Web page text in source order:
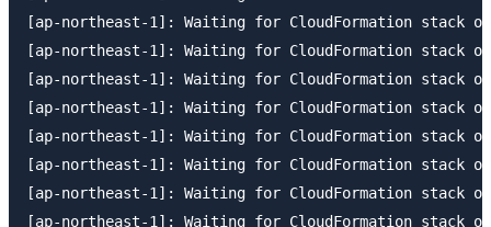
[ap-northeast-1]: Waiting for CloudFormation stack
[ap-northeast-1]: Waiting for CloudFormation stack
[ap-northeast-1]: Waiting for CloudFormation stack
[ap-northeast-1]: Waiting for CloudFormation stack
[ap-northeast-1]: Waiting for CloudFormation stack
[ap-northeast-1]: Waiting for CloudFormation stack
[ap-northeast-1]: Waiting for CloudFormation stack
[ap-northeast-1]: Waiting for CloudFormation stack